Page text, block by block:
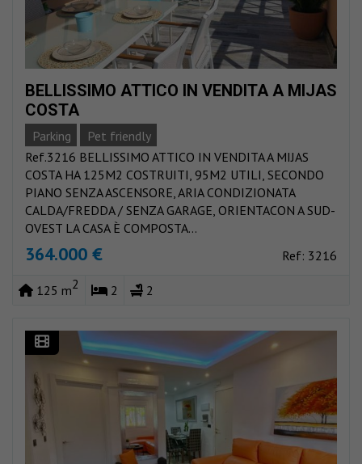
BELLISSIMO ATTICO IN VENDITA A MIJAS
COSTA
Parking
Pet friendly
Ref.3216 BELLISSIMO ATTICO IN VENDITA A MIJAS
COSTA HA 125M2 COSTRUITI, 95M2 UTILI, SECONDO
PIANO SENZA ASCENSORE, ARIA CONDIZIONATA
CALDA/FREDDA / SENZA GARAGE, ORIENTACON A SUD-
OVEST LA CASA È COMPOSTA...
364.000 € Ref: 3216
125 m2 2 2